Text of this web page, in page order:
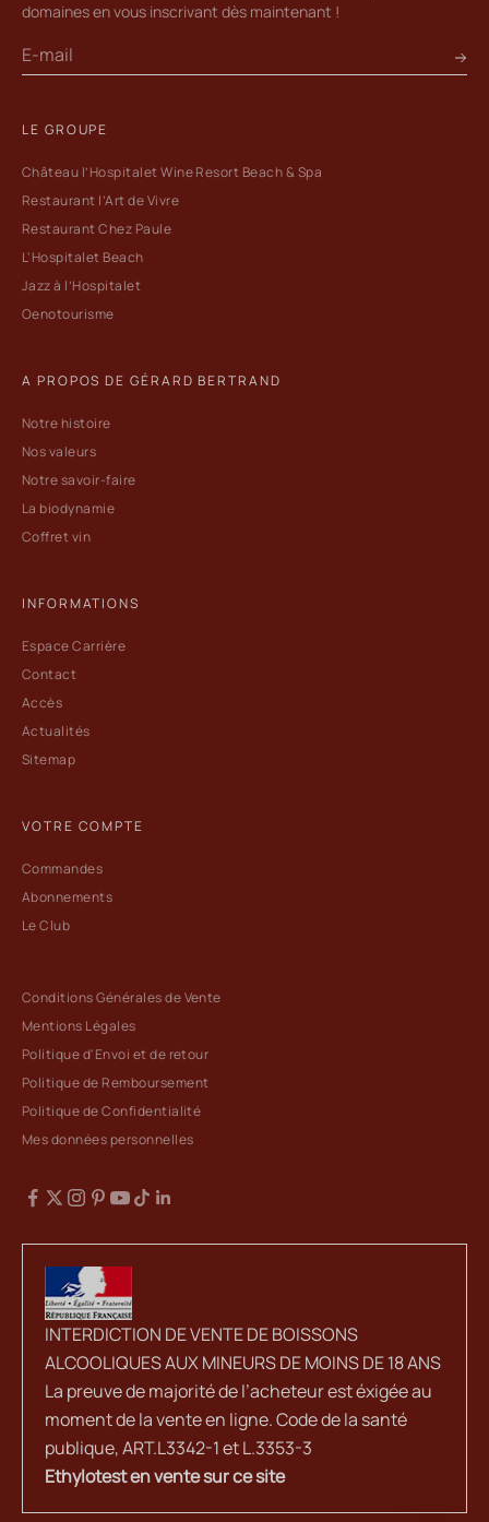
domaines en vous inscrivant dès maintenant !
LE GROUPE
Château l’Hospitalet Wine Resort Beach & Spa
Restaurant l’Art de Vivre
Restaurant Chez Paule
L'Hospitalet Beach
Jazz à l’Hospitalet
Oenotourisme
A PROPOS DE GÉRARD BERTRAND
Notre histoire
Nos valeurs
Notre savoir-faire
La biodynamie
Coffret vin
INFORMATIONS
Espace Carrière
Contact
Accès
Actualités
Sitemap
VOTRE COMPTE
Commandes
Abonnements
Le Club
Conditions Générales de Vente
Mentions Légales
Politique d'Envoi et de retour
Politique de Remboursement
Politique de Confidentialité
Mes données personnelles
INTERDICTION DE VENTE DE BOISSONS
ALCOOLIQUES AUX MINEURS DE MOINS DE 18 ANS
La preuve de majorité de l’acheteur est éxigée au
moment de la vente en ligne. Code de la santé
publique, ART.L3342-1 et L.3353-3
Ethylotest en vente sur ce site